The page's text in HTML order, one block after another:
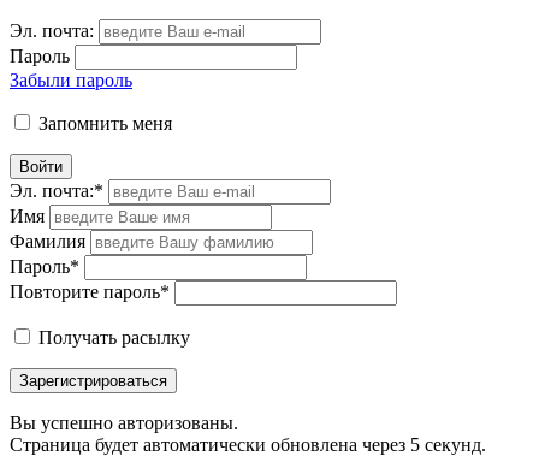
Эл. почта:
Пароль
Забыли пароль
Запомнить меня
Войти
Эл. почта:*
Имя
Фамилия
Пароль*
Повторите пароль*
Получать расылку
Зарегистрироваться
Вы успешно авторизованы.
Страница будет автоматически обновлена через 5 секунд.